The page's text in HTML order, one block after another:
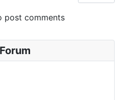
post comments